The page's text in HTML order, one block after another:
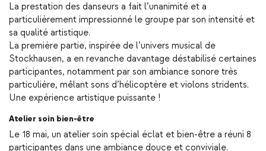
La prestation des danseurs a fait l’unanimité et a
particulièrement impressionné le groupe par son intensité et
sa qualité artistique.
La première partie, inspirée de l’univers musical de
Stockhausen, a en revanche davantage déstabilisé certaines
participantes, notamment par son ambiance sonore très
particulière, mêlant sons d’hélicoptère et violons stridents.
Une expérience artistique puissante !
Atelier soin bien-être
Le 18 mai, un atelier soin spécial éclat et bien-être a réuni 8
participantes dans une ambiance douce et conviviale.